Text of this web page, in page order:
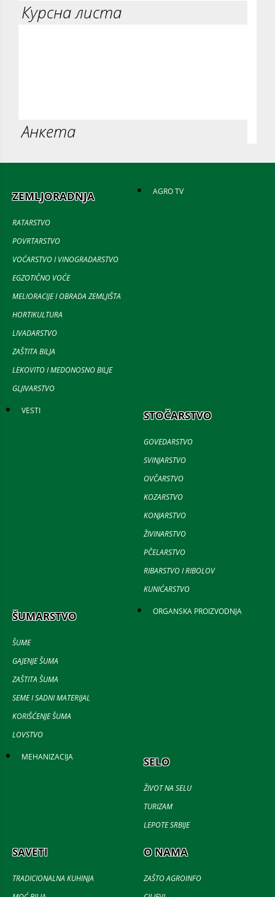
Курсна листа
Анкета
ZEMLJORADNJA
RATARSTVO
POVRTARSTVO
VOĆARSTVO I VINOGRADARSTVO
EGZOTIČNO VOĆE
MELIORACIJE I OBRADA ZEMLJIŠTA
HORTIKULTURA
LIVADARSTVO
ZAŠTITA BILJA
LEKOVITO I MEDONOSNO BILJE
GLJIVARSTVO
AGRO TV
VESTI STOČARSTVO
GOVEDARSTVO
SVINJARSTVO
OVČARSTVO
KOZARSTVO
KONJARSTVO
ŽIVINARSTVO
PČELARSTVO
RIBARSTVO I RIBOLOV
KUNIĆARSTVO
ŠUMARSTVO
ŠUME
GAJENJE ŠUMA
ZAŠTITA ŠUMA
SEME I SADNI MATERIJAL
KORIŠĆENJE ŠUMA
LOVSTVO
ORGANSKA PROIZVODNJA
MEHANIZACIJA SELO
ŽIVOT NA SELU
TURIZAM
LEPOTE SRBIJE
SAVETI
TRADICIONALNA KUHINJA
O NAMA
ZAŠTO AGROINFO